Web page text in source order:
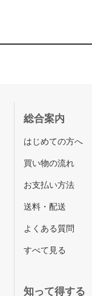
総合案内
はじめての方へ
買い物の流れ
お支払い方法
送料・配送
よくある質問
すべて見る
知って得する